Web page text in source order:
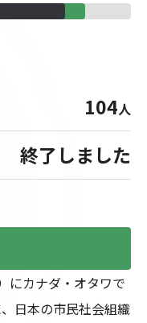
104人
終了しました
にカナダ・オタワで
日本の市民社会組織